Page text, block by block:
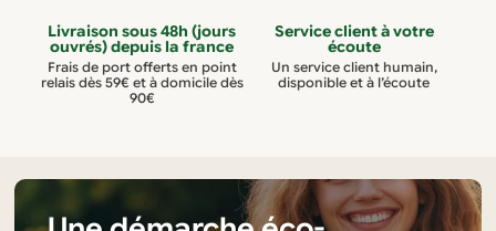
Livraison sous 48h (jours
ouvrés) depuis la france
Frais de port offerts en point
relais dès 59€ et à domicile dès
90€
Service client à votre
écoute
Un service client humain,
disponible et à l’écoute